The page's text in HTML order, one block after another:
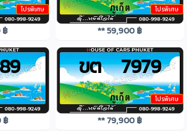
โปรพิเศษ
฿
โปรพิเศษ
** 59,900 ฿
฿
โปรพิเศษ
ขต 7979
** 79,900 ฿